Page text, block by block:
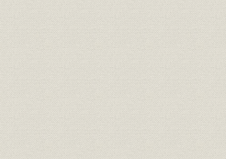
2. 固定貸整理の進捗
3. 朝鮮米価格維持策と朝鮮内金融
4. 金解禁期の朝鮮産金吸収の急増
5. 大豆価格低落と満州大豆輸出金融の後退
6. 東北軍閥の朝鮮銀行券圧迫と満州幣制改革の動向
7. 満州事変下関東軍への協力
8. 満州国幣制論議と満州中央銀行の設立